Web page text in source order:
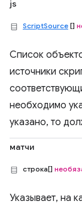
js
ScriptSource []
Список
источники
необходимо
указано, то
матчи
строка[]
Указывает, на